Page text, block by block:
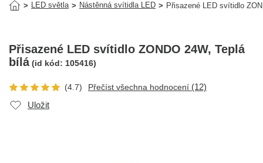
> LED světla > Nástěnná svítidla LED > Přisazené LED svítidlo
Přisazené LED svítidlo ZONDO 24W, Teplá
bílá (id kód: 105416)
(4.7) Přečíst všechna hodnocení (12)
Uložit